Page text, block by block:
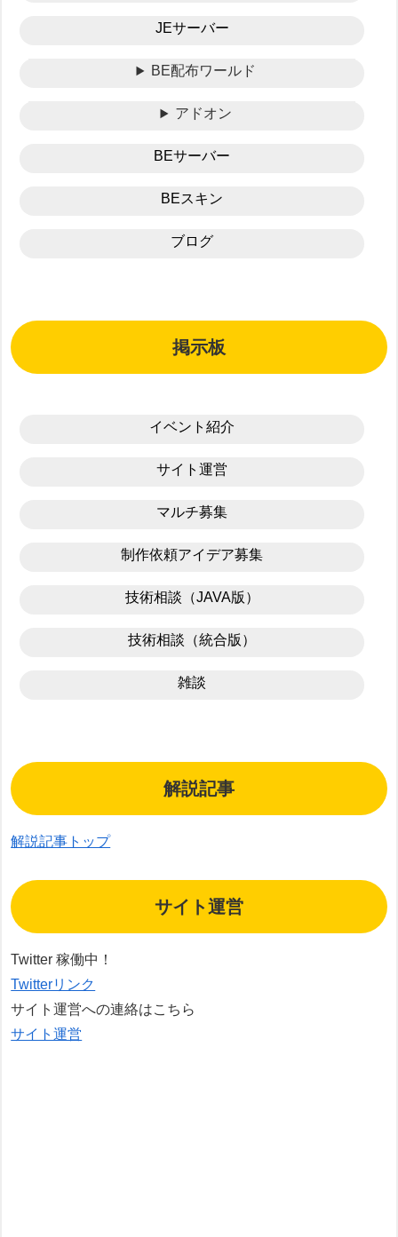
JEサーバー
BE配布ワールド
アドオン
BEサーバー
BEスキン
ブログ
掲示板
イベント紹介
サイト運営
マルチ募集
制作依頼アイデア募集
技術相談（JAVA版）
技術相談（統合版）
雑談
解説記事
解説記事トップ
サイト運営
Twitter 稼働中！
Twitterリンク
サイト運営への連絡はこちら
サイト運営